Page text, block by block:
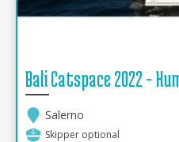
Bali Catspace 2022 -
Salerno
Skipper optional